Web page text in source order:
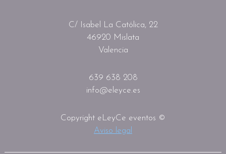
C/ Isabel La Católica, 22
46920 Mislata
Valencia
639 638 208
info@eleyce.es
Copyright eLeyCe eventos ©
Aviso legal